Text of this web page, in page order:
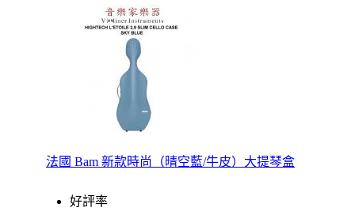
法國 Bam 新款時尚（晴空藍/牛皮）大提琴盒
好評率